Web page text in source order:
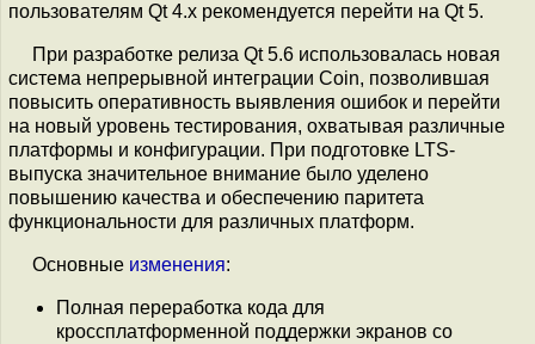
пользователям Qt 4.x рекомендуется перейти на Qt 5.
При разработке релиза Qt 5.6 использовалась новая
система непрерывной интеграции Coin, позволившая
повысить оперативность выявления ошибок и перейти
на новый уровень тестирования, охватывая различные
платформы и конфигурации. При подготовке LTS-
выпуска значительное внимание было уделено
повышению качества и обеспечению паритета
функциональности для различных платформ.
Основные изменения:
Полная переработка кода для
кроссплатформенной поддержки экранов со